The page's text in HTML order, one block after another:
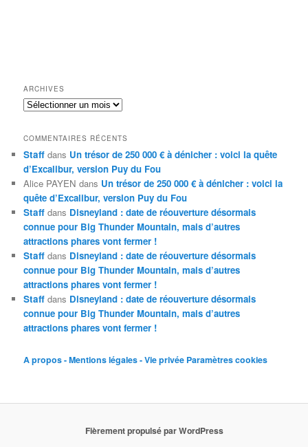
ARCHIVES
Archives
COMMENTAIRES RÉCENTS
Staff dans Un trésor de 250 000 € à dénicher : voici la quête
d’Excalibur, version Puy du Fou
Alice PAYEN dans Un trésor de 250 000 € à dénicher : voici la
quête d’Excalibur, version Puy du Fou
Staff dans Disneyland : date de réouverture désormais
connue pour Big Thunder Mountain, mais d’autres
attractions phares vont fermer !
Staff dans Disneyland : date de réouverture désormais
connue pour Big Thunder Mountain, mais d’autres
attractions phares vont fermer !
Staff dans Disneyland : date de réouverture désormais
connue pour Big Thunder Mountain, mais d’autres
attractions phares vont fermer !
A propos - Mentions légales - Vie privée Paramètres cookies
Fièrement propulsé par WordPress